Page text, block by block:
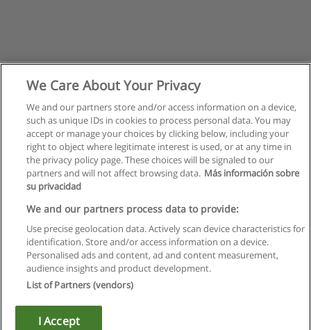
Regras de uso
Privacidade de dados
Entrar em contato com Educaedu
Copyright © Educaedu Business S.L. - CIF : B-95610580: -
We Care About Your Privacy
We and our partners store and/or access information on a device,
such as unique IDs in cookies to process personal data. You may
accept or manage your choices by clicking below, including your
right to object where legitimate interest is used, or at any time in
the privacy policy page. These choices will be signaled to our
partners and will not affect browsing data. Más información sobre
su privacidad
We and our partners process data to provide:
Use precise geolocation data. Actively scan device characteristics for
identification. Store and/or access information on a device.
Personalised ads and content, ad and content measurement,
audience insights and product development.
List of Partners (vendors)
I Accept